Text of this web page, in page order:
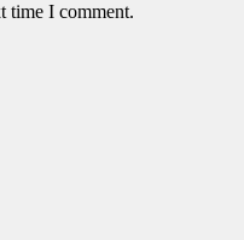
time I comment.